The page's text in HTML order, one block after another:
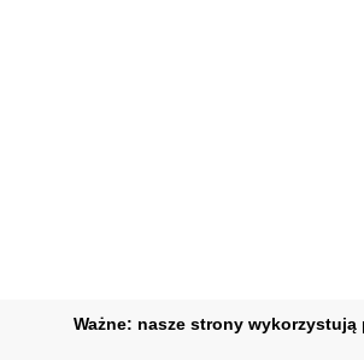
Ważne: nasze strony